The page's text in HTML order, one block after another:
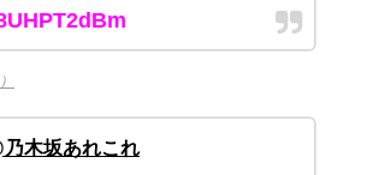
乃木坂あれこれ